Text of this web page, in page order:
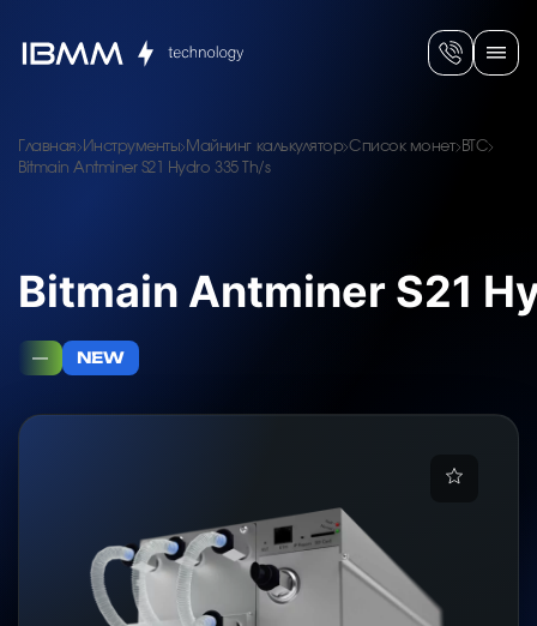
Главная Инструменты Майнинг калькулятор Список монет BTC
Bitmain Antminer S21 Hydro 335 Th/s
Bitmain Antminer S21
— NEW